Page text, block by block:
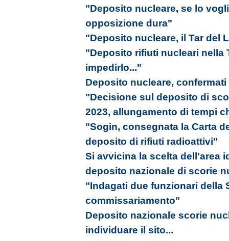
"Deposito nucleare, se lo
opposizione dura"
"Deposito nucleare, il Tar del
"Deposito rifiuti nucleari nella
impedirlo..."
Deposito nucleare,
"Decisione sul deposito di
2023, allungamento di tempi
"Sogin, consegnata la Carta
deposito di rifiuti radioattivi"
Si avvicina la scelta dell'area
deposito nazionale di scorie
"Indagati due funzionari della
commissariamento"
Deposito nazionale scorie
individuare il sito...